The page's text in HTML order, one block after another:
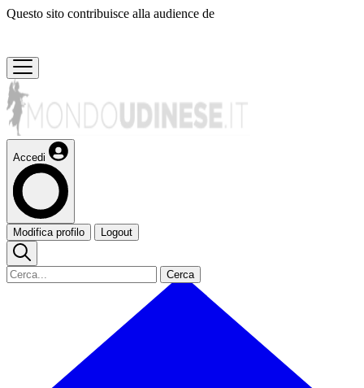
Questo sito contribuisce alla audience de
Accedi
Modifica profilo Logout
Cerca